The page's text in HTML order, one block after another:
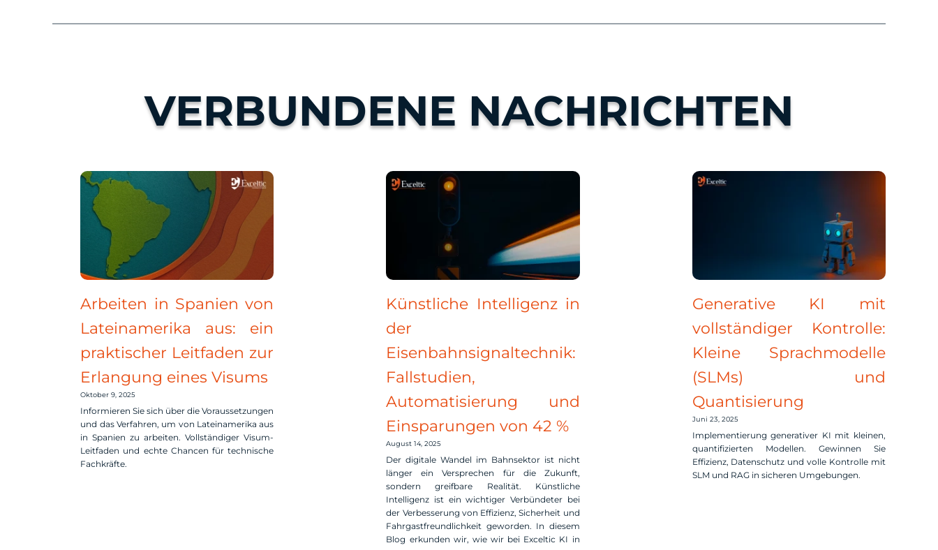
VERBUNDENE NACHRICHTEN
Arbeiten in Spanien von
Lateinamerika aus: ein
praktischer Leitfaden zur
Erlangung eines Visums
Oktober 9, 2025
Informieren Sie sich über die Voraussetzungen
und das Verfahren, um von Lateinamerika aus
in Spanien zu arbeiten. Vollständiger Visum-
Leitfaden und echte Chancen für technische
Fachkräfte.
Künstliche Intelligenz in
der
Eisenbahnsignaltechnik:
Fallstudien,
Automatisierung und
Einsparungen von 42 %
August 14, 2025
Der digitale Wandel im Bahnsektor ist nicht
länger ein Versprechen für die Zukunft,
sondern greifbare Realität. Künstliche
Intelligenz ist ein wichtiger Verbündeter bei
der Verbesserung von Effizienz, Sicherheit und
Fahrgastfreundlichkeit geworden. In diesem
Blog erkunden wir, wie wir bei Exceltic KI in
Generative KI mit
vollständiger Kontrolle:
Kleine Sprachmodelle
(SLMs) und
Quantisierung
Juni 23, 2025
Implementierung generativer KI mit kleinen,
quantifizierten Modellen. Gewinnen Sie
Effizienz, Datenschutz und volle Kontrolle mit
SLM und RAG in sicheren Umgebungen.